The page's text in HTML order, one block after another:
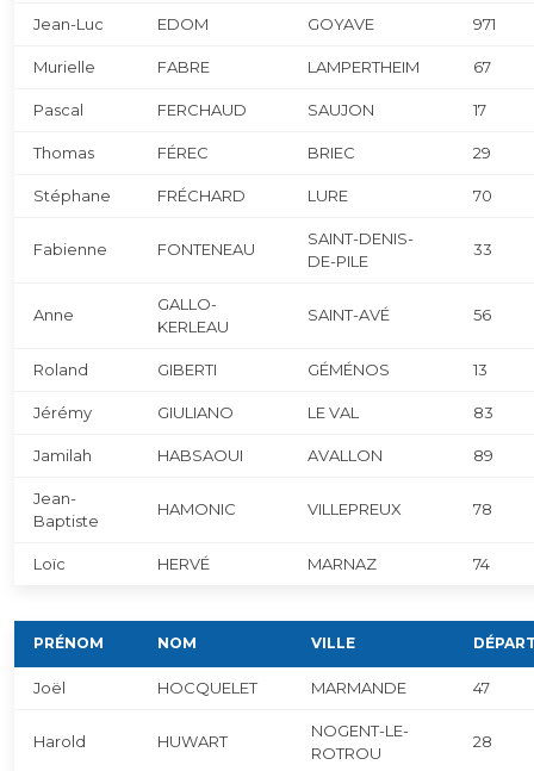
Jean-Luc EDOM GOYAVE 971
Murielle FABRE LAMPERTHEIM 67
Pascal FERCHAUD SAUJON 17
Thomas FÉREC BRIEC 29
Stéphane FRÉCHARD LURE 70
Fabienne FONTENEAU
SAINT-DENIS-
DE-PILE
33
Anne
GALLO-
KERLEAU
SAINT-AVÉ 56
Roland GIBERTI GÉMÉNOS 13
Jérémy GIULIANO LE VAL 83
Jamilah HABSAOUI AVALLON 89
Jean-
Baptiste
HAMONIC VILLEPREUX 78
Loïc HERVÉ MARNAZ 74
PRÉNOM NOM VILLE
Joël HOCQUELET MARMANDE 47
Harold HUWART
NOGENT-LE-
ROTROU
28